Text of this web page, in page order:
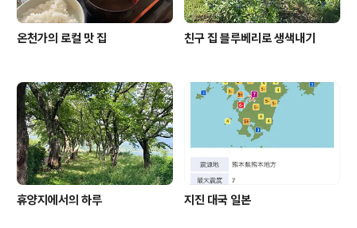
온천가의 로컬 맛 집 친구 집 블루베리로 생색내기
휴양지에서의 하루 지진 대국 일본